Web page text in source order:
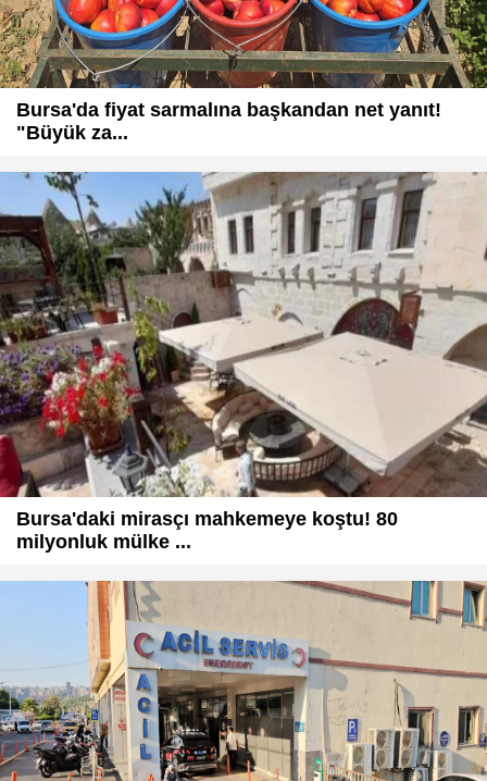
Bursa'da fiyat sarmalına başkandan net yanıt!
"Büyük za...
Bursa'daki mirasçı mahkemeye koştu! 80
milyonluk mülke ...